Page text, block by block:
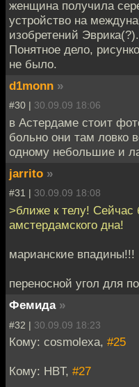
женщина получила
устройство на
изобретений Эврика(?).
Понятное дело,
не было.
d1monn »
#30 | 30.09.09 18:06
в Астердаме стоит
больно они там ловко
одному небольшие и
jarrito »
#31 | 30.09.09 18:08
>ближе к телу!
амстердамского дна!
марианские впадины!!!
переносной угол для
Фемида »
#32 | 30.09.09 18:23
Кому: cosmolexa, #25
Кому: HBT, #27